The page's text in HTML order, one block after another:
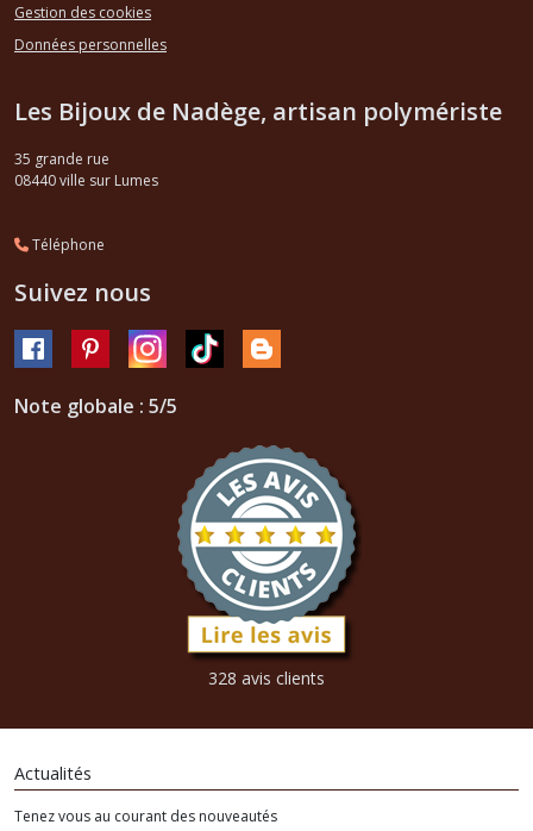
Gestion des cookies
Données personnelles
Les Bijoux de Nadège, artisan polymériste
35 grande rue
08440ville sur Lumes
Téléphone
Suivez nous
Note globale : 5/5
328 avis clients
Actualités
Tenez vous au courant des nouveautés